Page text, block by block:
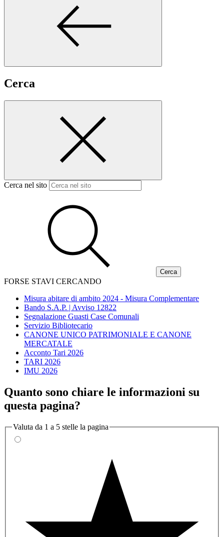
Cerca
Cerca nel sito
FORSE STAVI CERCANDO
Misura abitare di ambito 2024 - Misura Complementare
Bando S.A.P. | Avviso 12822
Segnalazione Guasti Case Comunali
Servizio Bibliotecario
CANONE UNICO PATRIMONIALE E CANONE
MERCATALE
Acconto Tari 2026
TARI 2026
IMU 2026
Quanto sono chiare le informazioni su
questa pagina?
Valuta da 1 a 5 stelle la pagina